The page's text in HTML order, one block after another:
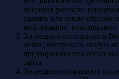
массовая рассылка
удалять или иным образом
информацию, находящуюся
Запрещено использовать
целях, копировать любую
предварительного
сайта.
Запрещено взламывать